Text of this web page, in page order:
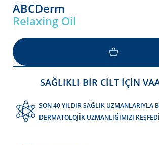
ABCDerm
Relaxing Oil
SAĞLIKLI BİR CİLT İÇİN
SON 40 YILDIR SAĞLIK UZMANLARIYLA
DERMATOLOJİK UZMANLIĞIMIZI